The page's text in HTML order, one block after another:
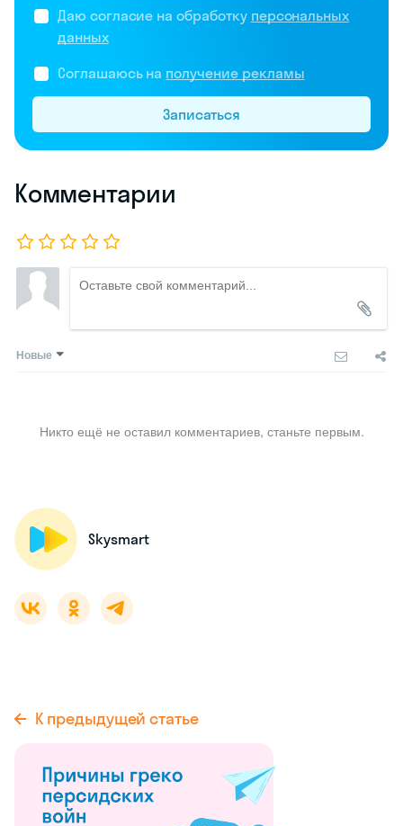
Даю согласие на обработку персональных
данных
Соглашаюсь на получение рекламы
Записаться
Комментарии
Новые
Никто ещё не оставил комментариев, станьте первым.
Skysmart
К предыдущей статье